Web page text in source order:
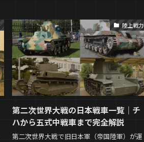
陸上戦力
第二次世界大戦の日本戦車一覧｜チ
ハから五式中戦車まで完全解説
第二次世界大戦で旧日本軍（帝国陸軍）が運